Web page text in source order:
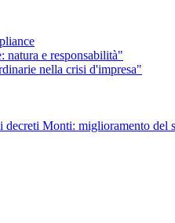
natura e responsabilità"
nella crisi d'impresa"
Monti: miglioramento del